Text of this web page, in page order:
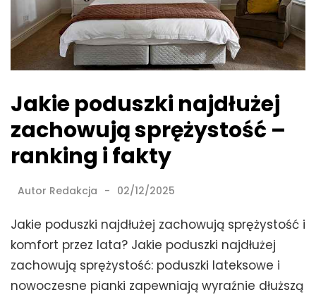
Jakie poduszki najdłużej
zachowują sprężystość –
ranking i fakty
Autor Redakcja 02/12/2025
Jakie poduszki najdłużej zachowują sprężystość i
komfort przez lata? Jakie poduszki najdłużej
zachowują sprężystość: poduszki lateksowe i
nowoczesne pianki zapewniają wyraźnie dłuższą